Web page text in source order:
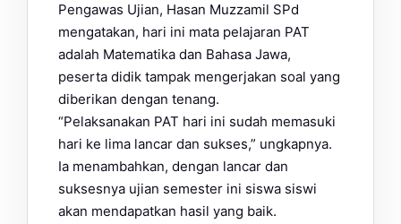
Pengawas Ujian, Hasan Muzzamil SPd
mengatakan, hari ini mata pelajaran PAT
adalah Matematika dan Bahasa Jawa,
peserta didik tampak mengerjakan soal yang
diberikan dengan tenang.
“Pelaksanakan PAT hari ini sudah memasuki
hari ke lima lancar dan sukses,” ungkapnya.
Ia menambahkan, dengan lancar dan
suksesnya ujian semester ini siswa siswi
akan mendapatkan hasil yang baik.